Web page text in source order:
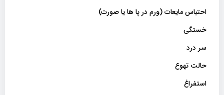
احتباس مایعات (ورم در پا ها یا صورت)
خستگی
سر درد
حالت تهوع
استفراغ